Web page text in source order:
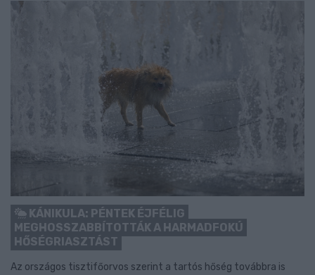
KÁNIKULA: PÉNTEK ÉJFÉLIG
MEGHOSSZABBÍTOTTÁK A HARMADFOKÚ
HŐSÉGRIASZTÁST
Az országos tisztifőorvos szerint a tartós hőség továbbra is